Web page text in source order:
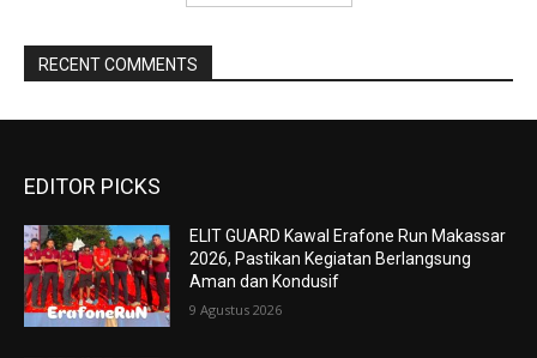
RECENT COMMENTS
EDITOR PICKS
ELIT GUARD Kawal Erafone Run Makassar
2026, Pastikan Kegiatan Berlangsung
Aman dan Kondusif
9 Agustus 2026